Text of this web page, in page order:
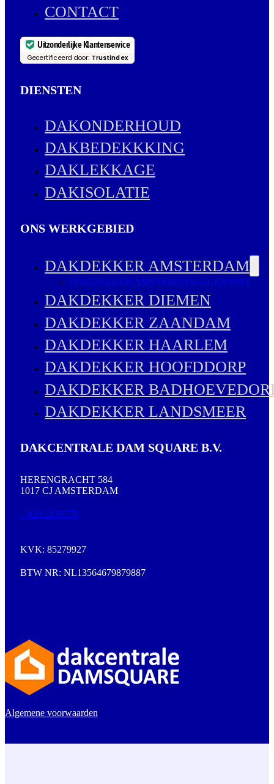
CONTACT
Uitzonderlijke Klantenservice
Gecertificeerd door: Trustindex
DIENSTEN
DAKONDERHOUD
DAKBEDEKKKING
DAKLEKKAGE
DAKISOLATIE
ONS WERKGEBIED
DAKDEKKER AMSTERDAM
DAKDEKKER AMSTERDAM-ZUIDOOST
DAKDEKKER DIEMEN
DAKDEKKER ZAANDAM
DAKDEKKER HAARLEM
DAKDEKKER HOOFDDORP
DAKDEKKER
DAKDEKKER LANDSMEER
DAKCENTRALE DAM SQUARE B.V.
HERENGRACHT 584
1017 CJ AMSTERDAM
020 2136776
KVK: 85279927
BTW NR: NL13564679879887
Algemene voorwaarden